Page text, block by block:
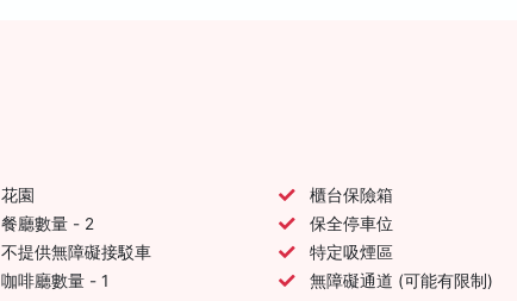
花園
餐廳數量 - 2
不提供無障礙接駁車
咖啡廳數量 - 1
櫃台保險箱
保全停車位
特定吸煙區
無障礙通道 (可能有限制)